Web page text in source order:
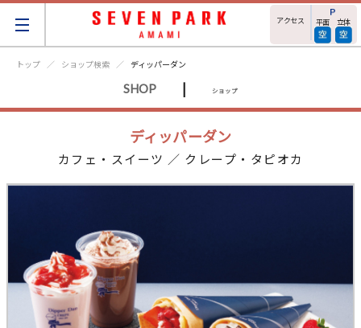
アクセス 平面 立体
トップ ショップ検索 ディッパーダン
SHOP | ショップ
ディッパーダン
カフェ・スイーツ ／ クレープ・タピオカ